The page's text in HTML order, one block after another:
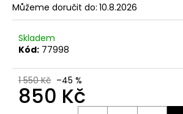
Můžeme doručit do: 10.8.2026
Skladem
Kód: 77998
1 550 Kč –45 %
850 Kč
D
o
p
r
u